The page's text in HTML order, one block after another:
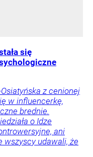
się
z cenionej
w influencerkę,
brednie.
o Idze
ani
wszyscy udawali, że